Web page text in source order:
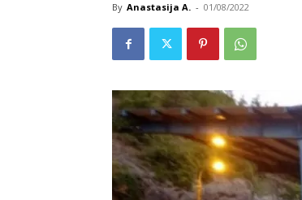
By Anastasija A. - 01/08/2022